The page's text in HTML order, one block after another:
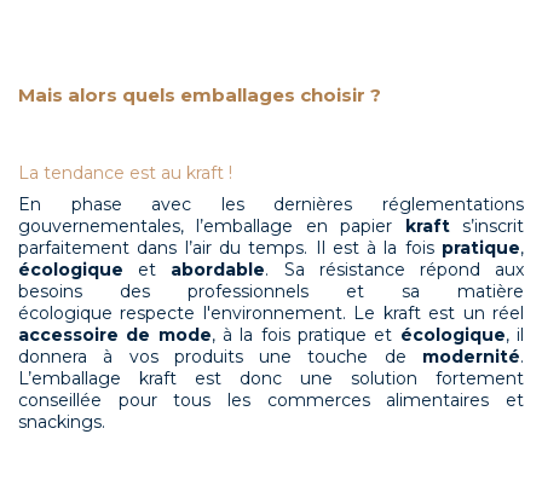
Mais alors quels emballages choisir ?
La tendance est au kraft !
En phase avec les dernières réglementations
gouvernementales, l’emballage en papier krafts’inscrit
parfaitement dans l’air du temps. Il est à la fois pratique,
écologique et abordable. Sa résistance répond aux
besoins des professionnels et sa matière
écologique respecte l'environnement. Le kraft est un réel
accessoire de mode, à la fois pratique et écologique, il
donnera à vos produits une touche de modernité.
L’emballage kraft est donc une solution fortement
conseillée pour tous les commerces alimentaires et
snackings.